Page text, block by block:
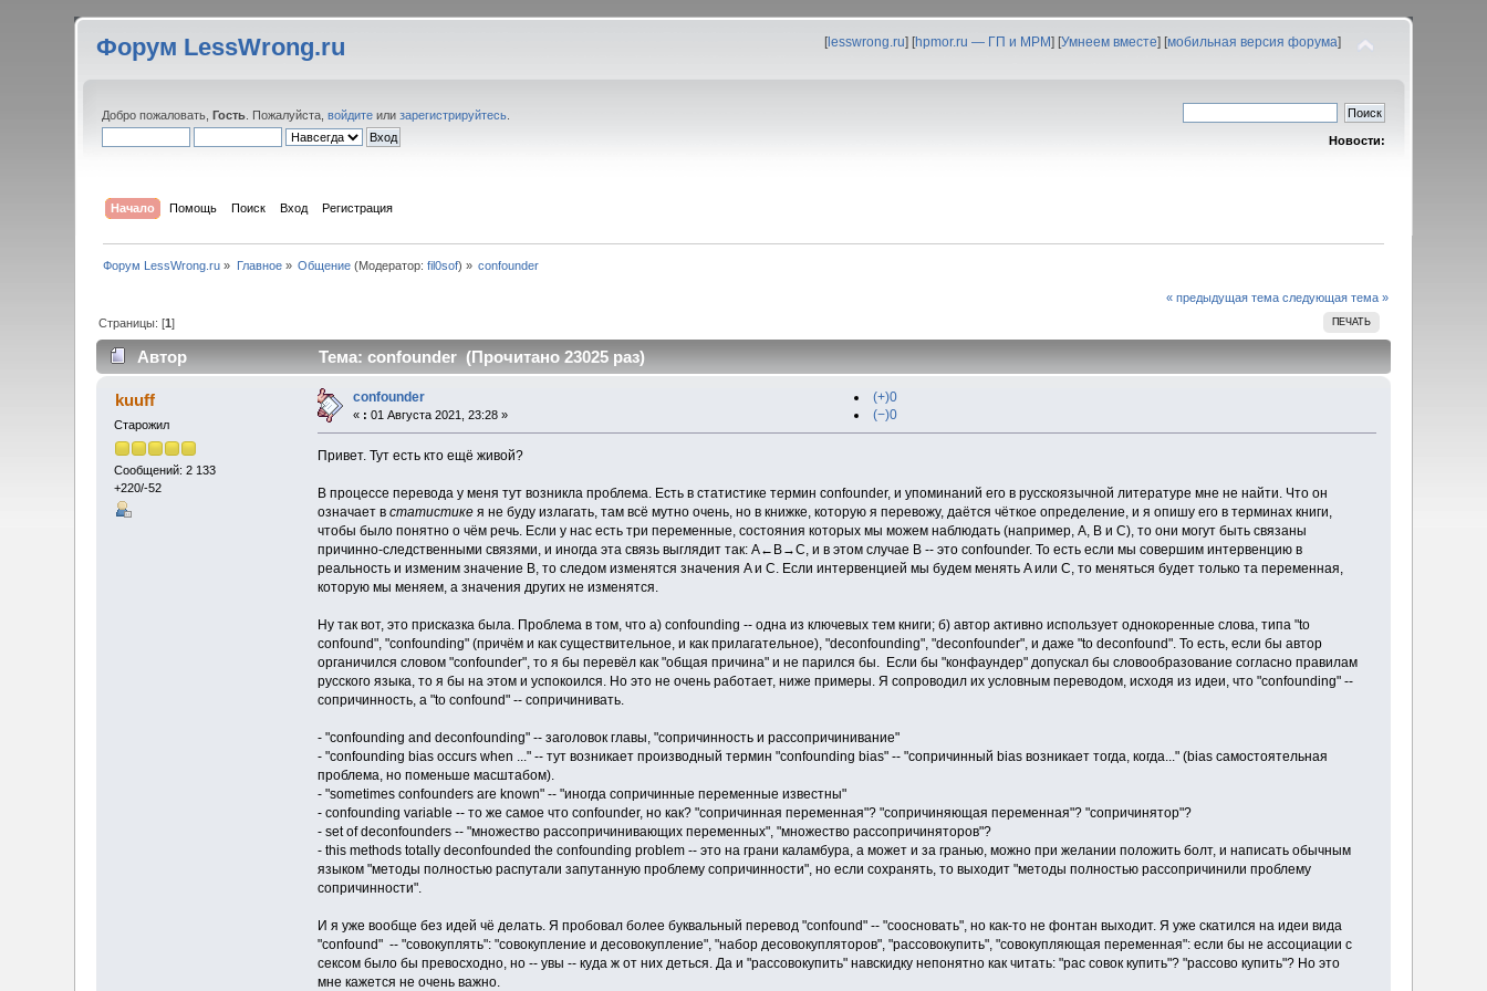
Форум LessWrong.ru [lesswrong.ru] [hpmor.ru — ГП и МРМ] [Умнеем вместе] [мобильная версия форума]
Добро пожаловать,Гость . Пожалуйста,войдите илизарегистрируйтесь
Новости:
Начало Помощь Поиск Вход Регистрация
Форум LessWrong.ru » Главное» Общение (Модератор:fil0sof) » confounder
« предыдущая тема следующая тема »
ПЕЧАТЬ
Страницы: [1]
Автор Тема: confounder (Прочитано 23025 раз)
kuuff
Старожил
Сообщений: 2 133
+220/-52
confounder
« : 01 Августа 2021, 23:28 »
(+)0
(−)0
Привет. Тут есть кто ещё живой?
В процессе перевода у меня тут возникла проблема. Есть в статистике термин confounder, и упоминаний его в русскоязычной литературе мне не найти. Что он
означает в статистикея не буду излагать, там всё мутно очень, но в книжке, которую я перевожу, даётся чёткое определение, и я опишу его в терминах книги,
чтобы было понятно о чём речь. Если у нас есть три переменные, состояния которых мы можем наблюдать (например, A, B и C), то они могут быть связаны
причинно-следственными связями, и иногда эта связь выглядит так: A←B→C, и в этом случае B -- это confounder. То есть если мы совершим интервенцию в
реальность и изменим значение B, то следом изменятся значения A и C. Если интервенцией мы будем менять A или C, то меняться будет только та переменная,
которую мы меняем, а значения других не изменятся.
Ну так вот, это присказка была. Проблема в том, что а) confounding -- одна из ключевых тем книги; б) автор активно использует однокоренные слова, типа "to
confound", "confounding" (причём и как существительное, и как прилагательное), "deconfounding", "deconfounder", и даже "to deconfound". То есть, если бы автор
органичился словом "confounder", то я бы перевёл как "общая причина" и не парился бы. Если бы "конфаундер" допускал бы словообразование согласно правилам
русского языка, то я бы на этом и успокоился. Но это не очень работает, ниже примеры. Я сопроводил их условным переводом, исходя из идеи, что "confounding" --
сопричинность, а "to confound" -- сопричинивать.
- "confounding and deconfounding" -- заголовок главы, "сопричинность и рассопричинивание"
- "confounding bias occurs when ..." -- тут возникает производный термин "confounding bias" -- "сопричинный bias возникает тогда, когда..." (bias самостоятельная
проблема, но поменьше масштабом).
- "sometimes confounders are known" -- "иногда сопричинные переменные известны"
- confounding variable -- то же самое что confounder, но как? "сопричинная переменная"? "сопричиняющая переменная"? "сопричинятор"?
- set of deconfounders -- "множество рассопричинивающих переменных", "множество рассопричиняторов"?
- this methods totally deconfounded the confounding problem -- это на грани каламбура, а может и за гранью, можно при желании положить болт, и написать обычным
языком "методы полностью распутали запутанную проблему сопричинности", но если сохранять, то выходит "методы полностью рассопричинили проблему
сопричинности".
И я уже вообще без идей чё делать. Я пробовал более буквальный перевод "confound" -- "соосновать", но как-то не фонтан выходит. Я уже скатился на идеи вида
"confound" -- "совокуплять": "совокупление и десовокупление", "набор десовокупляторов", "рассовокупить", "совокупляющая переменная": если бы не ассоциации с
сексом было бы превосходно, но -- увы -- куда ж от них деться. Да и "рассовокупить" навскидку непонятно как читать: "рас совок купить"? "рассово купить"? Но это
мне кажется не очень важно.